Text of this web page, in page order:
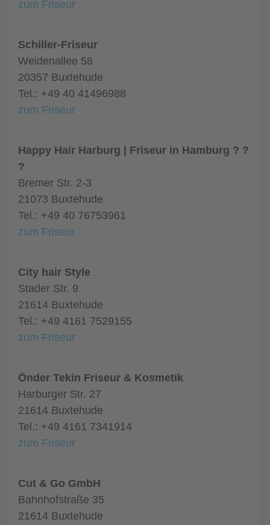
zum Friseur
Schiller-Friseur
Weidenallee 58
20357 Buxtehude
Tel.: +49 40 41496988
zum Friseur
Happy Hair Harburg | Friseur in Hamburg ? ?
?
Bremer Str. 2-3
21073 Buxtehude
Tel.: +49 40 76753961
zum Friseur
City hair Style
Stader Str. 9
21614 Buxtehude
Tel.: +49 4161 7529155
zum Friseur
Önder Tekin Friseur & Kosmetik
Harburger Str. 27
21614 Buxtehude
Tel.: +49 4161 7341914
zum Friseur
Cut & Go GmbH
Bahnhofstraße 35
21614 Buxtehude